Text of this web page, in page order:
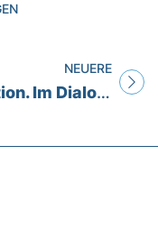
NEUERE
Produktion